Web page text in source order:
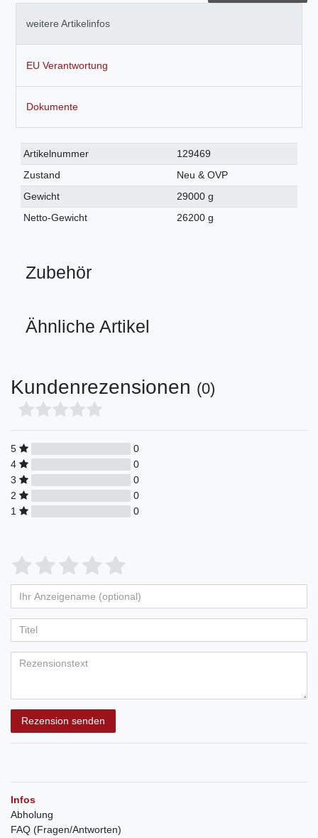
weitere Artikelinfos
EU Verantwortung
Dokumente
Technisches
Merkmal
Wert
Artikelnummer
129469
Zustand
Neu & OVP
Gewicht
29000 g
Netto-Gewicht
26200 g
Zubehör
Ähnliche Artikel
Kundenrezensionen (0)
5
0
4
0
3
0
2
0
1
0
Rezension senden
Infos
Abholung
FAQ (Fragen/Antworten)